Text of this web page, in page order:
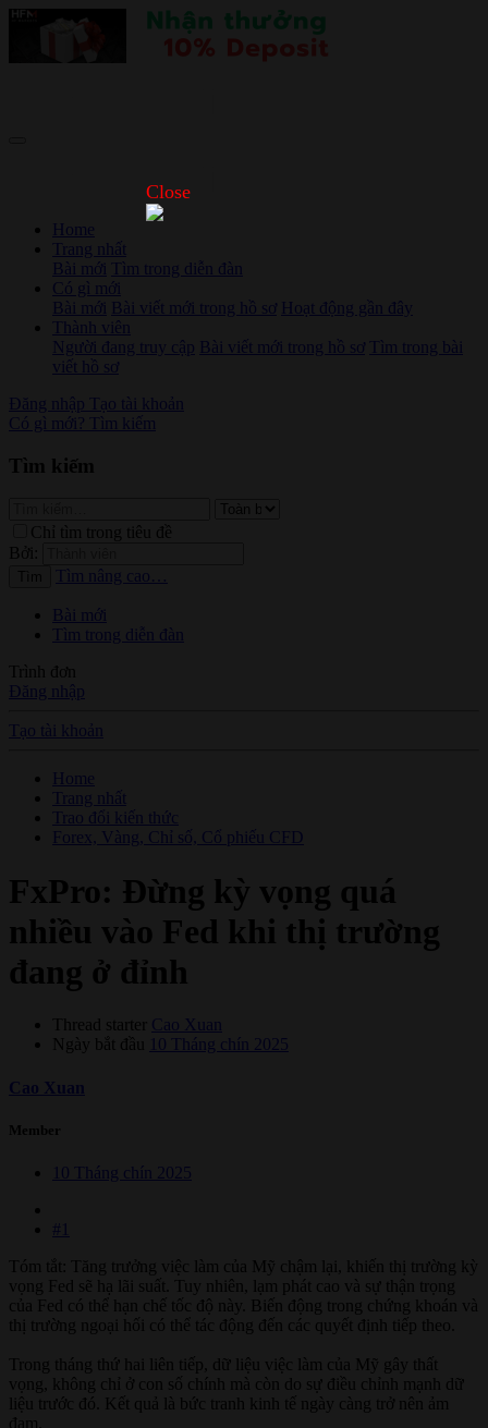
Home
Trang nhất
Bài mới
Tìm trong diễn đàn
Có gì mới
Bài mới Bài viết mới trong hồ sơ Hoạt động gần đây
Thành viên
Người đang truy cập Bài viết mới trong hồ sơ Tìm trong bài
viết hồ sơ
Đăng nhập Tạo tài khoản
Có gì mới? Tìm kiếm
Tìm kiếm
Chỉ tìm trong tiêu đề
Bởi:
Tìm nâng cao…
Bài mới
Tìm trong diễn đàn
Trình đơn
Đăng nhập
Tạo tài khoản
Home
Trang nhất
Trao đổi kiến thức
Forex, Vàng, Chỉ số, Cổ phiếu CFD
FxPro: Đừng kỳ vọng quá
nhiều vào Fed khi thị trường
đang ở đỉnh
Thread starter
Cao Xuan
Ngày bắt đầu
10 Tháng chín 2025
Cao Xuan
Member
10 Tháng chín 2025
#1
Tóm tắt: Tăng trưởng việc làm của Mỹ chậm lại, khiến thị trường kỳ
vọng Fed sẽ hạ lãi suất. Tuy nhiên, lạm phát cao và sự thận trọng
của Fed có thể hạn chế tốc độ này. Biến động trong chứng khoán và
thị trường ngoại hối có thể tác động đến các quyết định tiếp theo.
Trong tháng thứ hai liên tiếp, dữ liệu việc làm của Mỹ gây thất
vọng, không chỉ ở con số chính mà còn do sự điều chỉnh mạnh dữ
liệu trước đó. Kết quả là bức tranh kinh tế ngày càng trở nên ảm
đạm.
Close